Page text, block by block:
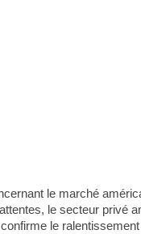
le marché
le secteur privé
le